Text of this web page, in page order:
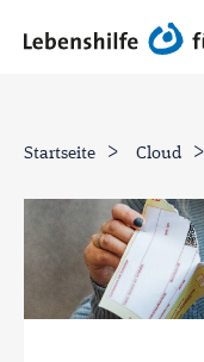
Startseite Cloud